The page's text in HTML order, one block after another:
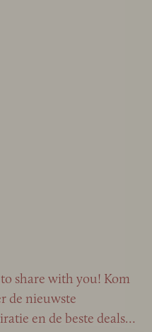
share with you! Kom
de nieuwste
en de beste deals…